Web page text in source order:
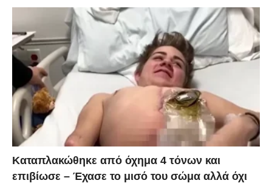
Kαταπλακώθηκε από όχημα 4 τόνων και
επιβίωσε – Έχασε το μισό του σώμα αλλά όχι